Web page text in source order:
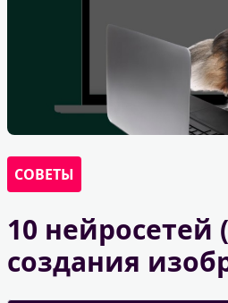
СОВЕТЫ
10 нейросетей
создания